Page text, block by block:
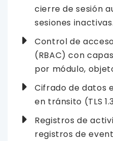
cierre de sesión
sesiones inactivas.
Control de
(RBAC) con
por módulo,
Cifrado de datos
en tránsito (TLS
Registros de
registros de